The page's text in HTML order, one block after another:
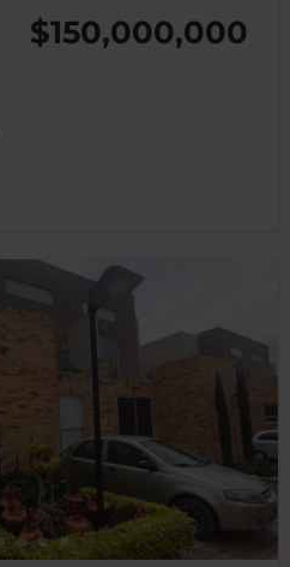
$150,000,000